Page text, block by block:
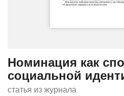
Номинация как
социальной
статья из журнала